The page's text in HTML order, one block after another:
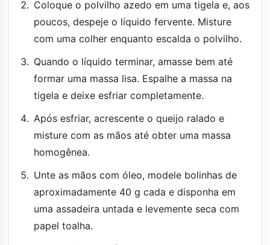
Coloque o polvilho azedo em uma tigela e, aos
poucos, despeje o líquido fervente. Misture
com uma colher enquanto escalda o polvilho.
Quando o líquido terminar, amasse bem até
formar uma massa lisa. Espalhe a massa na
tigela e deixe esfriar completamente.
Após esfriar, acrescente o queijo ralado e
misture com as mãos até obter uma massa
homogênea.
Unte as mãos com óleo, modele bolinhas de
aproximadamente 40 g cada e disponha em
uma assadeira untada e levemente seca com
papel toalha.